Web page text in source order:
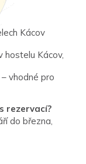
Kácov
hostelu Kácov,
vhodné pro
rezervací?
do března,